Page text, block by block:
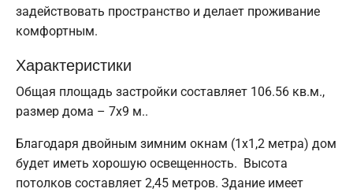
задействовать пространство и делает проживание
комфортным.
Характеристики
Общая площадь застройки составляет 106.56 кв.м.,
размер дома – 7х9 м..
Благодаря двойным зимним окнам (1x1,2 метра) дом
будет иметь хорошую освещенность. Высота
потолков составляет 2,45 метров. Здание имеет